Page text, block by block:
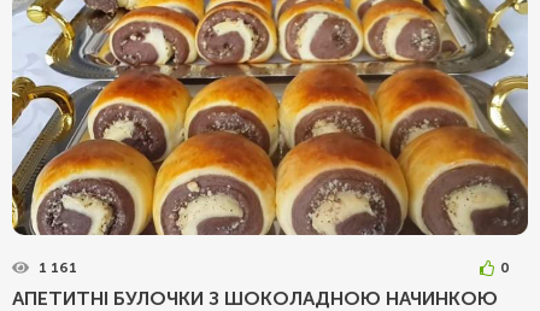
1 161 0
АПЕТИТНІ БУЛОЧКИ З ШОКОЛАДНОЮ НАЧИНКОЮ